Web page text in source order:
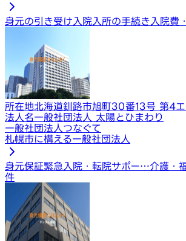
身元の引き受け 入院入所の手続き 入院費
所在地北海道釧路市旭町30番13号 第4エ
法人名一般社団法人 太陽とひまわり
一般社団法人つなぐて
札幌市に構える一般社団法人
身元保証緊急入院・転院サポー…介護・
件